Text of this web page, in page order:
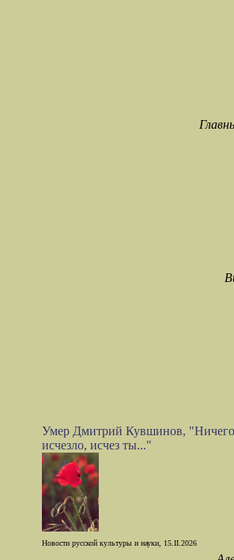
Умер Дмитрий Кувшинов, "Ничего
исчезло, исчез ты..."
Новости русской культуры и науки, 15.II.2026